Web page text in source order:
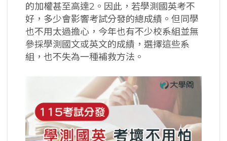
的加權甚至高達2。因此，若學測國英考不
好，多少會影響考試分發的總成績。但同學
也不用太過擔心，今年也有不少校系組並無
參採學測國文或英文的成績，選擇這些系
組，也不失為一種補救方法。